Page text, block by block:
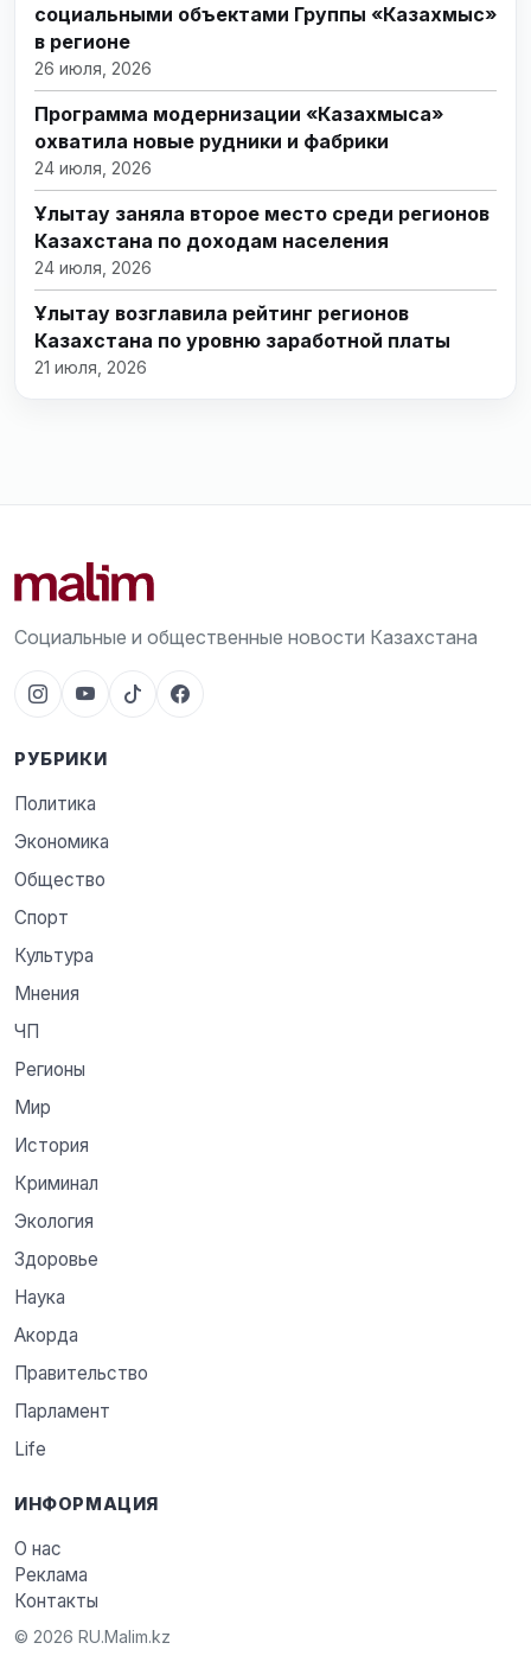
социальными объектами Группы «Казахмыс»
в регионе
26 июля, 2026
Программа модернизации «Казахмыса»
охватила новые рудники и фабрики
24 июля, 2026
Ұлытау заняла второе место среди регионов
Казахстана по доходам населения
24 июля, 2026
Ұлытау возглавила рейтинг регионов
Казахстана по уровню заработной платы
21 июля, 2026
Социальные и общественные новости Казахстана
РУБРИКИ
Политика
Экономика
Общество
Спорт
Культура
Мнения
ЧП
Регионы
Мир
История
Криминал
Экология
Здоровье
Наука
Акорда
Правительство
Парламент
Life
ИНФОРМАЦИЯ
О нас
Реклама
Контакты
© 2026 RU.Malim.kz